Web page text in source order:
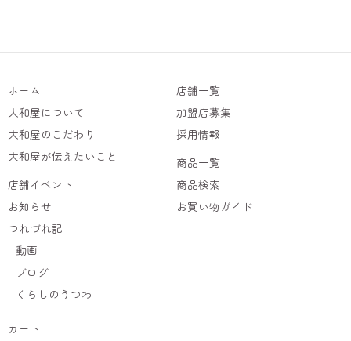
ホーム
大和屋について
大和屋のこだわり
大和屋が伝えたいこと
店舗イベント
お知らせ
つれづれ記
動画
ブログ
くらしのうつわ
店舗一覧
加盟店募集
採用情報
商品一覧
商品検索
お買い物ガイド
カート